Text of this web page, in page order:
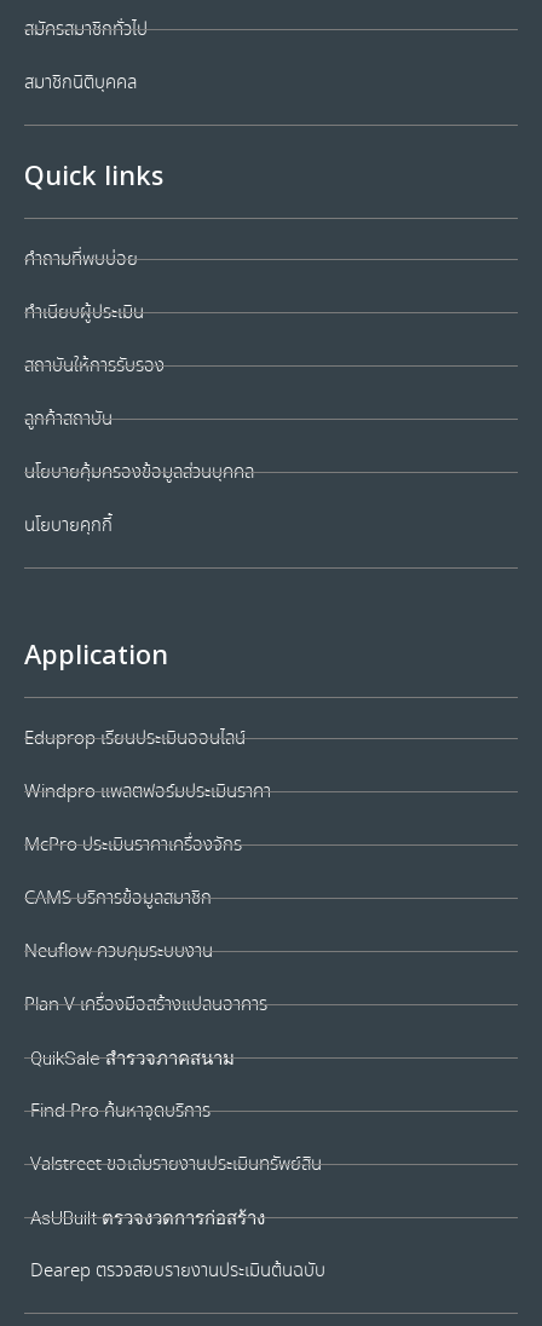
สมัครสมาชิกทั่วไป
สมาชิกนิติบุคคล
Quick links
คำถามที่พบบ่อย
ทำเนียบผู้ประเมิน
สถาบันให้การรับรอง
ลูกค้าสถาบัน
นโยบายคุ้มครองข้อมูลส่วนบุคคล
นโยบายคุกกี้
Application
Eduprop เรียนประเมินออนไลน์
Windpro แพลตฟอร์มประเมินราคา
McPro ประเมินราคาเครื่องจักร
CAMS บริการข้อมูลสมาชิก
Neuflow ควบคุมระบบงาน
Plan V เครื่องมือสร้างแปลนอาคาร
QuikSale สำรวจภาคสนาม
Find Pro ค้นหาจุดบริการ
Valstreet ขอเล่มรายงานประเมินทรัพย์สิน
AsUBuilt ตรวจงวดการก่อสร้าง
Dearep ตรวจสอบรายงานประเมินต้นฉบับ